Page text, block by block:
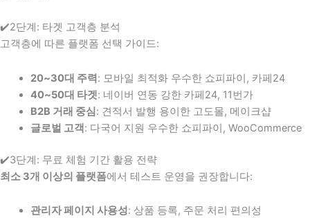
✔️2단계: 타겟 고객층 분석
고객층에 따른 플랫폼 선택 가이드:
20~30대 주력 : 모바일 최적화 우수한 쇼피파이, 카페24
40~50대 타겟: 네이버 연동 강한 카페24, 11번가
B2B 거래 중심 : 견적서 발행 용이한 고도몰, 메이크샵
글로벌 고객 : 다국어 지원 우수한 쇼피파이, WooCommerce
✔️3단계: 무료 체험 기간 활용 전략
최소 3개 이상의 플랫폼에서 테스트 운영을 권장합니다:
관리자 페이지 사용성: 상품 등록, 주문 처리 편의성